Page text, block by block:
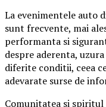
La evenimentele auto
sunt frecvente, mai
performanta si
despre aderenta,
diferite conditii, ceea
adevarate surse de
Comunitatea si